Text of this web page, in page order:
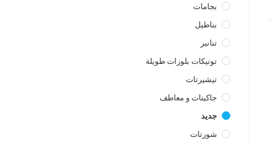
بجامات
بناطيل
تنانير
تونيكات بلوزات طويلة
تيشيرتات
جاكيتات و معاطف
جديد
شورتات